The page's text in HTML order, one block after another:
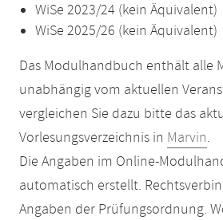
WiSe 2023/24 (kein Äquivalent)
WiSe 2025/26 (kein Äquivalent)
Das Modulhandbuch enthält alle
unabhängig vom aktuellen
vergleichen Sie dazu bitte das
Vorlesungsverzeichnis in Marvin.
Die Angaben im Online-
automatisch erstellt.
Angaben der Prüfungsordnung.